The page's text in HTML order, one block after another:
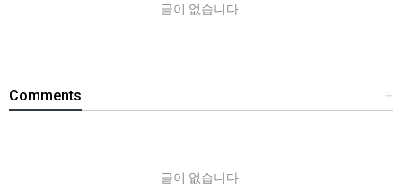
글이 없습니다.
+
Comments
글이 없습니다.